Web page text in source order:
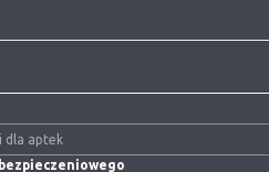
dla aptek